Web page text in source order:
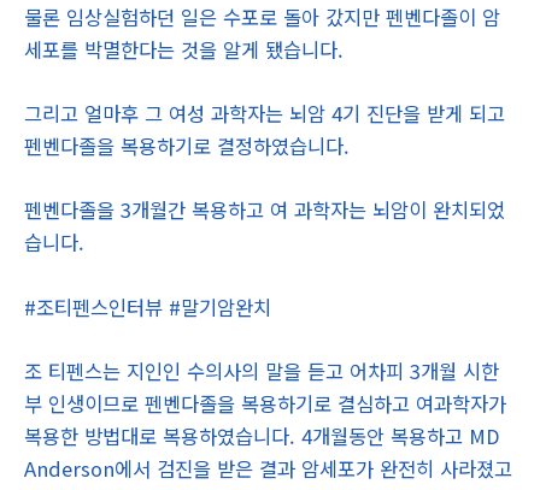
물론 임상실험하던 일은 수포로 돌아 갔지만 펜벤다졸이 암
세포를 박멸한다는 것을 알게 됐습니다.
그리고 얼마후 그 여성 과학자는 뇌암 4기 진단을 받게 되고
펜벤다졸을 복용하기로 결정하였습니다.
펜벤다졸을 3개월간 복용하고 여 과학자는 뇌암이 완치되었
습니다.
#조티펜스인터뷰 #말기암완치
조 티펜스는 지인인 수의사의 말을 듣고 어차피 3개월 시한
부 인생이므로 펜벤다졸을 복용하기로 결심하고 여과학자가
복용한 방법대로 복용하였습니다. 4개월동안 복용하고 MD
Anderson에서 검진을 받은 결과 암세포가 완전히 사라졌고